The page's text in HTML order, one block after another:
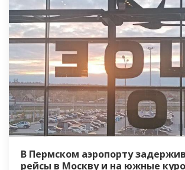
В Пермском аэропорту
рейсы в Москву и на южные